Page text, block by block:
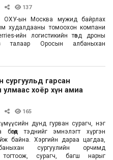
137
ОХУ-ын Москва мужид байрлах
худалдааны томоохон компани
ийн логистикийн төвд дроны
талаар Оросын албаныхан
сургуульд гарсан
улмаас хоёр хүн амиа
165
дунд гурван сурагч, нэг
тэднийг эмнэлэгт хүргэн
байна. Хэргийн дараа цагдаа,
сургуулийн орчимд
тогтоож, сурагч, багш нарыг